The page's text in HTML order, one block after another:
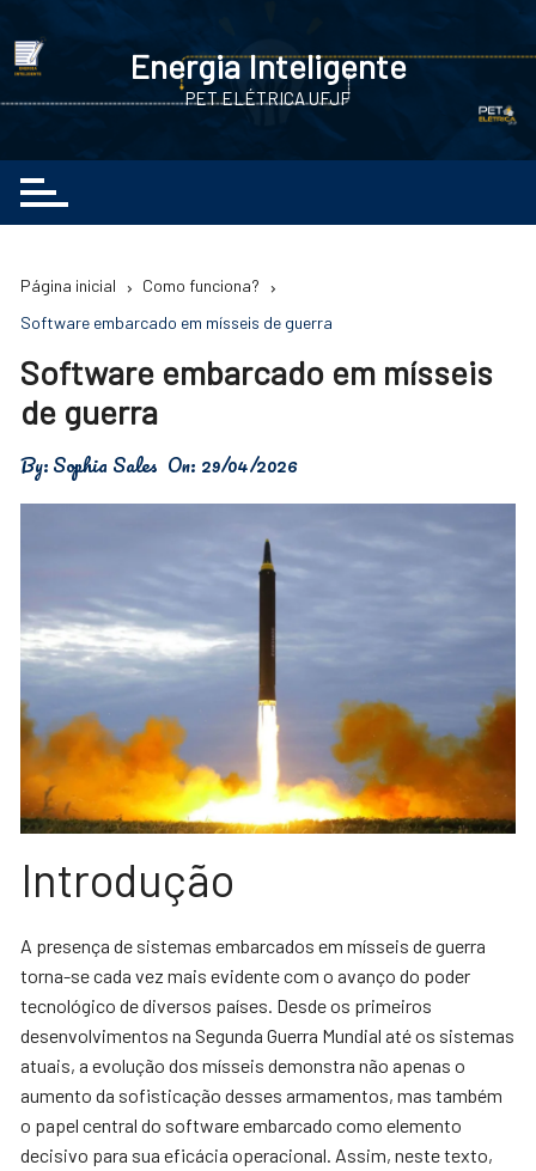
para
conteúdo
Energia Inteligente
PET ELÉTRICA UFJF
Página inicial
Como funciona?
Software embarcado em mísseis de guerra
Software embarcado em mísseis
de guerra
By:Sophia Sales On: 29/04/2026
Introdução
A presença de sistemas embarcados em mísseis de guerra
torna-se cada vez mais evidente com o avanço do poder
tecnológico de diversos países. Desde os primeiros
desenvolvimentos na Segunda Guerra Mundial até os sistemas
atuais, a evolução dos mísseis demonstra não apenas o
aumento da sofisticação desses armamentos, mas também
o papel central do software embarcado como elemento
decisivo para sua eficácia operacional. Assim, neste texto,